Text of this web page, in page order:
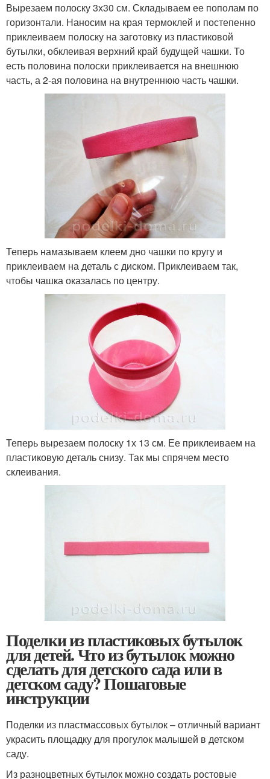
Вырезаем полоску 3х30 см. Складываем ее пополам по
горизонтали. Наносим на края термоклей и постепенно
приклеиваем полоску на заготовку из пластиковой
бутылки, обклеивая верхний край будущей чашки. То
есть половина полоски приклеивается на внешнюю
часть, а 2-ая половина на внутреннюю часть чашки.
Теперь намазываем клеем дно чашки по кругу и
приклеиваем на деталь с диском. Приклеиваем так,
чтобы чашка оказалась по центру.
Теперь вырезаем полоску 1х 13 см. Ее приклеиваем на
пластиковую деталь снизу. Так мы спрячем место
склеивания.
Поделки из пластиковых бутылок
для детей. Что из бутылок можно
сделать для детского сада или в
детском саду? Пошаговые
инструкции
Поделки из пластмассовых бутылок – отличный вариант
украсить площадку для прогулок малышей в детском
саду.
Из разноцветных бутылок можно создать ростовые